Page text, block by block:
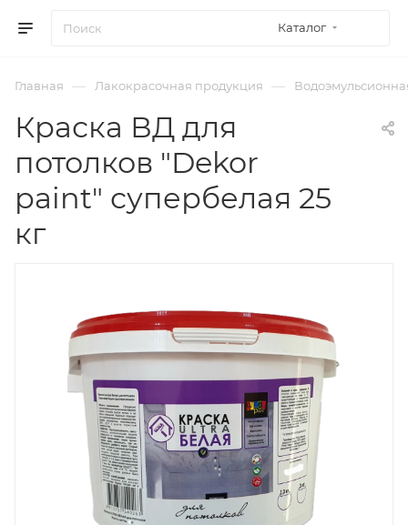
Каталог
Главная — Лакокрасочная продукция —
Краска ВД для
потолков "Dekor
paint" супербелая 25
кг